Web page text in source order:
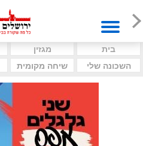
בית מגזין
השכונה שלי
שיחה מקומית